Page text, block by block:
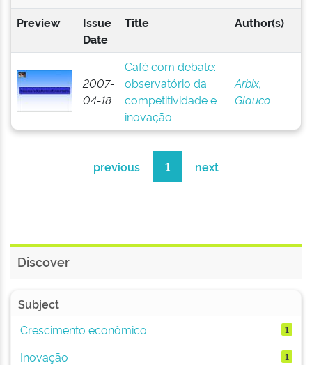
Preview
Issue
Date
Title Author(s)
2007-
04-18
Café com debate:
observatório da
competitividade e
inovação
Arbix,
Glauco
previous 1 next
Discover
Subject
Crescimento econômico
1
Inovação 1